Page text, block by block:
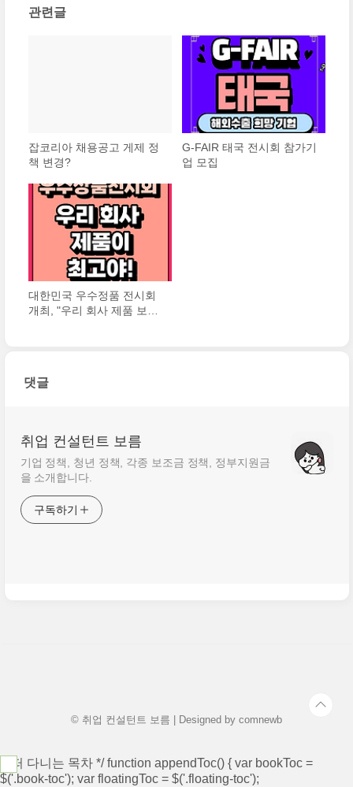
관련글
잡코리아 채용공고 게제 정
책 변경?
G-FAIR 태국 전시회 참가기
업 모집
대한민국 우수정품 전시회
개최, "우리 회사 제품 보러
댓글
취업 컨설턴트 보름
기업 정책, 청년 정책, 각종 보조금 정책, 정부지원금
을 소개합니다.
구독하기
© 취업 컨설턴트 보름 | Designed by comnewb
/* 떠 다니는 목차 */ function appendToc() { var bookToc =
$('.book-toc'); var floatingToc = $('.floating-toc');